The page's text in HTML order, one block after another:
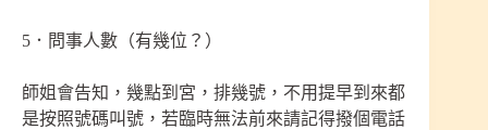
5．問事人數（有幾位？）
師姐會告知，幾點到宮，排幾號，不用提早到來都
是按照號碼叫號，若臨時無法前來請記得撥個電話